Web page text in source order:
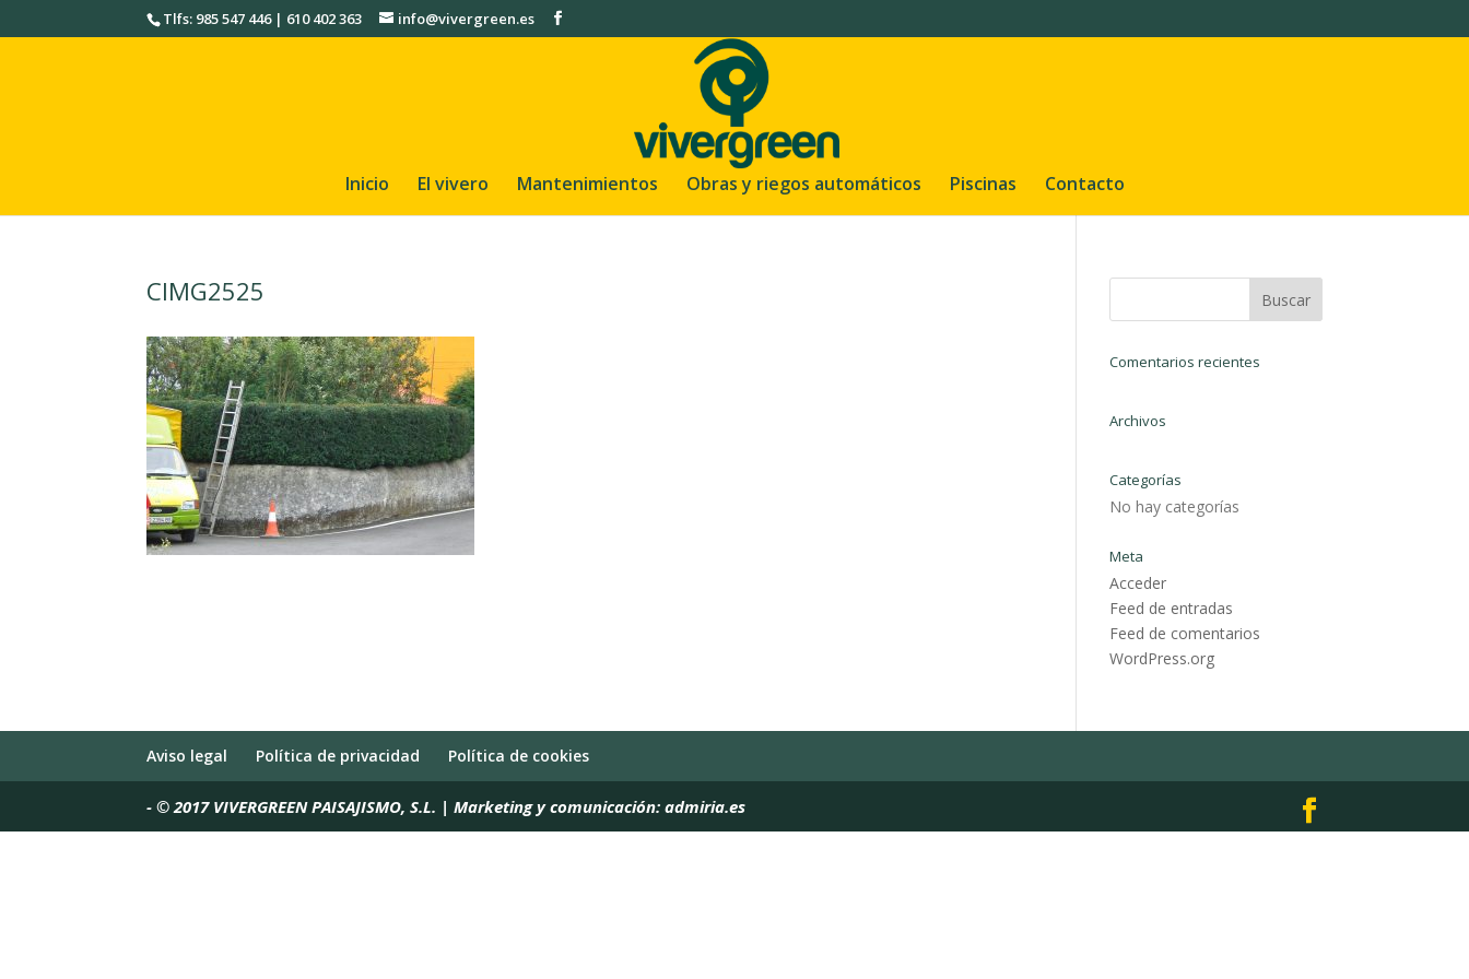
Tlfs: 985 547 446 | 610 402 363 info@vivergreen.es
Inicio El vivero Mantenimientos Obras y riegos automáticos Piscinas Contacto
CIMG2525
Comentarios recientes
Archivos
Categorías
No hay categorías
Meta
Acceder
Feed de entradas
Feed de comentarios
WordPress.org
Aviso legal Política de privacidad Política de cookies
-© 2017 VIVERGREEN PAISAJISMO, S.L. | Marketing y comunicación:admiria.es